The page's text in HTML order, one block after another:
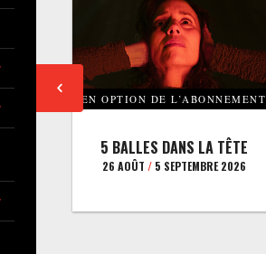
EN OPTION DE L’ABONNEMENT
5 BALLES DANS LA TÊTE
26 AOÛT /5 SEPTEMBRE 2026